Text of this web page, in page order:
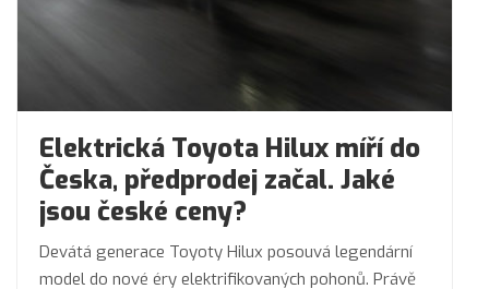
Elektrická Toyota Hilux míří do
Česka, předprodej začal. Jaké
jsou české ceny?
Devátá generace Toyoty Hilux posouvá legendární
model do nové éry elektrifikovaných pohonů. Právě